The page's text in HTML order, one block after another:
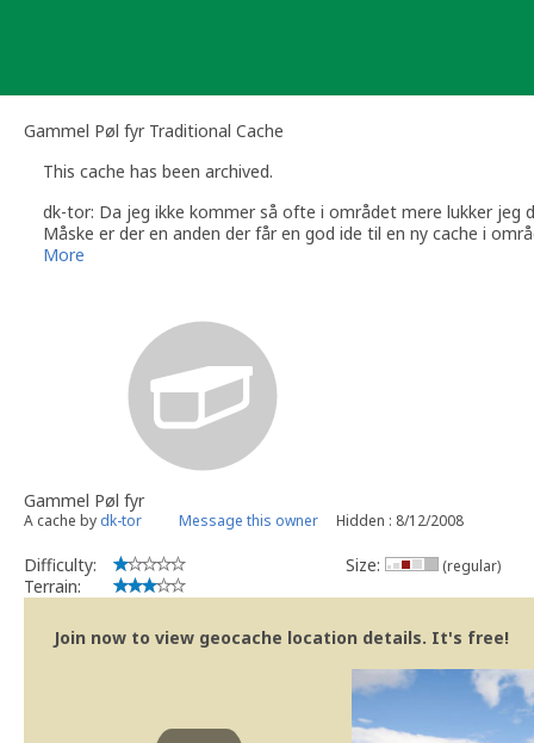
Gammel Pøl fyr Traditional Cache
This cache has been archived.
dk-tor: Da jeg ikke kommer så ofte i området mere lukker jeg
Måske er der en anden der får en god ide til en ny cache i
Tak for alle besøgene!
More
Gammel Pøl fyr
A cache by dk-tor Message this owner Hidden : 8/12/2008
Difficulty:
Terrain:
Size: (regular)
Join now to view geocache location details. It's free!